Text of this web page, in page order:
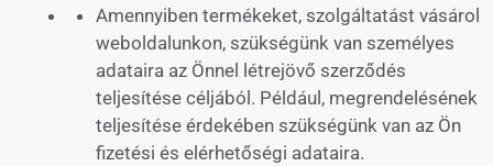
Amennyiben termékeket, szolgáltatást vásárol
weboldalunkon, szükségünk van személyes
adataira az Önnel létrejövő szerződés
teljesítése céljából. Például, megrendelésének
teljesítése érdekében szükségünk van az Ön
fizetési és elérhetőségi adataira.